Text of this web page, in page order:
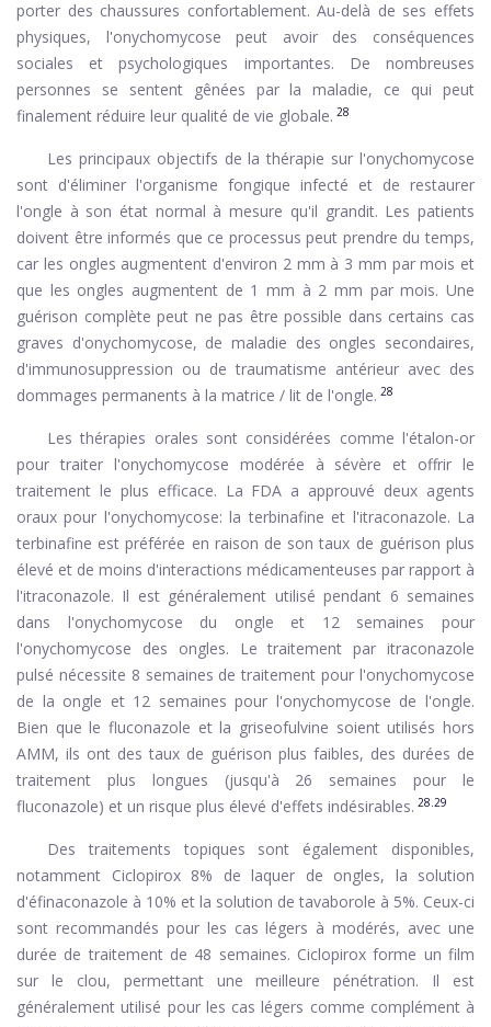
porter des chaussures confortablement. Au-delà de ses effets
physiques, l'onychomycose peut avoir des conséquences
sociales et psychologiques importantes. De nombreuses
personnes se sentent gênées par la maladie, ce qui peut
finalement réduire leur qualité de vie globale. 28
Les principaux objectifs de la thérapie sur l'onychomycose
sont d'éliminer l'organisme fongique infecté et de restaurer
l'ongle à son état normal à mesure qu'il grandit. Les patients
doivent être informés que ce processus peut prendre du temps,
car les ongles augmentent d'environ 2 mm à 3 mm par mois et
que les ongles augmentent de 1 mm à 2 mm par mois. Une
guérison complète peut ne pas être possible dans certains cas
graves d'onychomycose, de maladie des ongles secondaires,
d'immunosuppression ou de traumatisme antérieur avec des
dommages permanents à la matrice / lit de l'ongle. 28
Les thérapies orales sont considérées comme l'étalon-or
pour traiter l'onychomycose modérée à sévère et offrir le
traitement le plus efficace. La FDA a approuvé deux agents
oraux pour l'onychomycose: la terbinafine et l'itraconazole. La
terbinafine est préférée en raison de son taux de guérison plus
élevé et de moins d'interactions médicamenteuses par rapport à
l'itraconazole. Il est généralement utilisé pendant 6 semaines
dans l'onychomycose du ongle et 12 semaines pour
l'onychomycose des ongles. Le traitement par itraconazole
pulsé nécessite 8 semaines de traitement pour l'onychomycose
de la ongle et 12 semaines pour l'onychomycose de l'ongle.
Bien que le fluconazole et la griseofulvine soient utilisés hors
AMM, ils ont des taux de guérison plus faibles, des durées de
traitement plus longues (jusqu'à 26 semaines pour le
fluconazole) et un risque plus élevé d'effets indésirables. 28.29
Des traitements topiques sont également disponibles,
notamment Ciclopirox 8% de laquer de ongles, la solution
d'éfinaconazole à 10% et la solution de tavaborole à 5%. Ceux-ci
sont recommandés pour les cas légers à modérés, avec une
durée de traitement de 48 semaines. Ciclopirox forme un film
sur le clou, permettant une meilleure pénétration. Il est
généralement utilisé pour les cas légers comme complément à